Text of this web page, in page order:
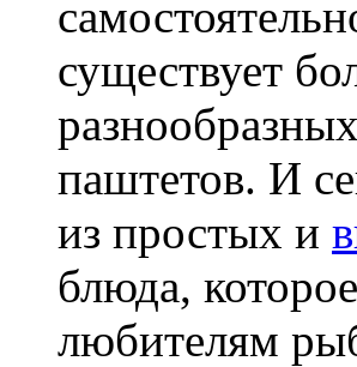
существует
паштетов. И
из простых и
блюда,
любителям